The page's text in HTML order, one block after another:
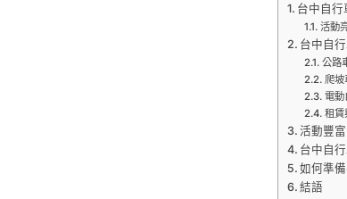
台中自行
活動
台中自
公路
爬坡
電
租賃
活動豐
台中自
如何準
結語